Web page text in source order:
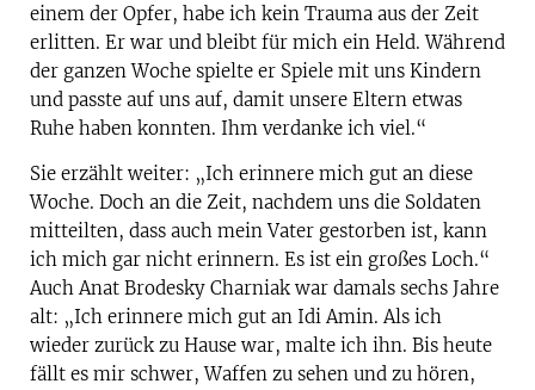
einem der Opfer, habe ich kein Trauma aus der Zeit
erlitten. Er war und bleibt für mich ein Held. Während
der ganzen Woche spielte er Spiele mit uns Kindern
und passte auf uns auf, damit unsere Eltern etwas
Ruhe haben konnten. Ihm verdanke ich viel.“
Sie erzählt weiter: „Ich erinnere mich gut an diese
Woche. Doch an die Zeit, nachdem uns die Soldaten
mitteilten, dass auch mein Vater gestorben ist, kann
ich mich gar nicht erinnern. Es ist ein großes Loch.“
Auch Anat Brodesky Charniak war damals sechs Jahre
alt: „Ich erinnere mich gut an Idi Amin. Als ich
wieder zurück zu Hause war, malte ich ihn. Bis heute
fällt es mir schwer, Waffen zu sehen und zu hören,